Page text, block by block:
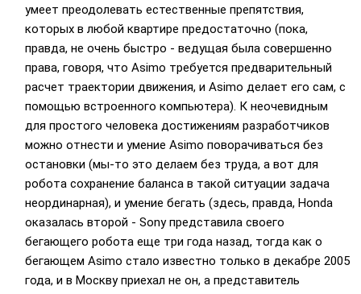
умеет преодолевать естественные препятствия,
которых в любой квартире предостаточно (пока,
правда, не очень быстро - ведущая была совершенно
права, говоря, что Asimo требуется предварительный
расчет траектории движения, и Asimo делает его сам, с
помощью встроенного компьютера). К неочевидным
для простого человека достижениям разработчиков
можно отнести и умение Asimo поворачиваться без
остановки (мы-то это делаем без труда, а вот для
робота сохранение баланса в такой ситуации задача
неординарная), и умение бегать (здесь, правда, Honda
оказалась второй - Sony представила своего
бегающего робота еще три года назад, тогда как о
бегающем Asimo стало известно только в декабре 2005
года, и в Москву приехал не он, а представитель